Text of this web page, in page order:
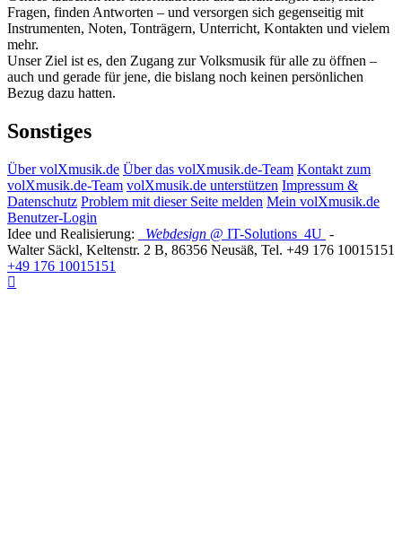
Fragen, finden Antworten – und versorgen sich gegenseitig mit
Instrumenten, Noten, Tonträgern, Unterricht, Kontakten und vielem
mehr.
Unser Ziel ist es, den Zugang zur Volksmusik für alle zu öffnen –
auch und gerade für jene, die bislang noch keinen persönlichen
Bezug dazu hatten.
Sonstiges
Über volXmusik.de Über das volXmusik.de-Team Kontakt zum
volXmusik.de-Team volXmusik.de unterstützen Impressum &
Datenschutz Problem mit dieser Seite melden Mein volXmusik.de
Benutzer-Login
Idee und Realisierung:
Webdesign @ IT-Solutions 4U -
Walter Säckl, Keltenstr. 2 B, 86356 Neusäß, Tel. +49 176 10015151
+49 176 10015151